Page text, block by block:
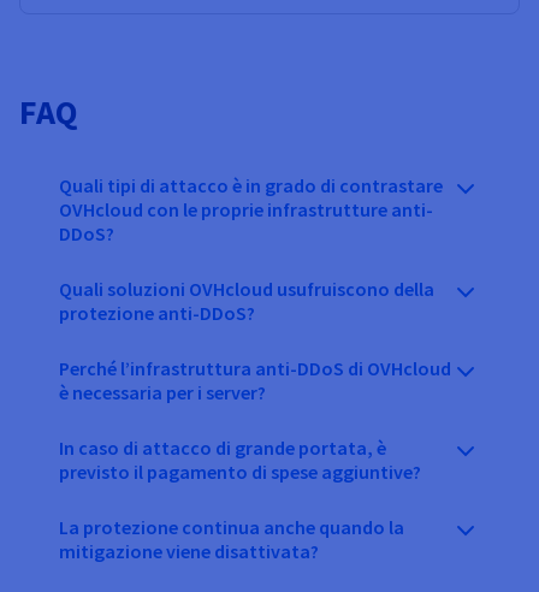
FAQ
Quali tipi di attacco è in grado di contrastare
OVHcloud con le proprie infrastrutture anti-
DDoS?
Quali soluzioni OVHcloud usufruiscono della
protezione anti-DDoS?
Perché l’infrastruttura anti-DDoS di OVHcloud
è necessaria per i server?
In caso di attacco di grande portata, è
previsto il pagamento di spese aggiuntive?
La protezione continua anche quando la
mitigazione viene disattivata?